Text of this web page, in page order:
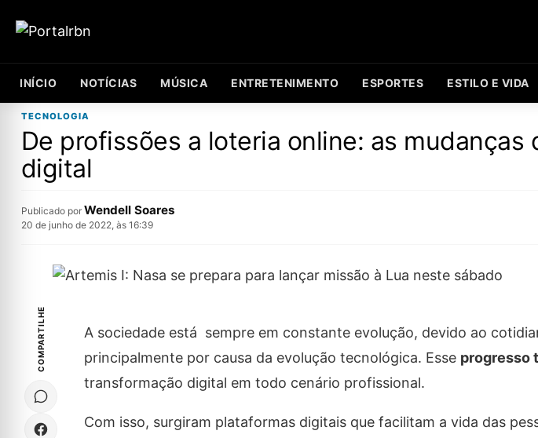
INÍCIO NOTÍCIAS MÚSICA ENTRETENIMENTO ESPORTES ESTILO E VIDA
TECNOLOGIA
De profissões a loteria online: as mudanças
digital
Publicado por Wendell Soares
20 de junho de 2022, às 16:39
COMPARTILHE
A sociedade está sempre em constante evolução, devido ao
principalmente por causa da evolução tecnológica. Esse progresso
transformação digital em todo cenário profissional.
Com isso, surgiram plataformas digitais que facilitam a vida das